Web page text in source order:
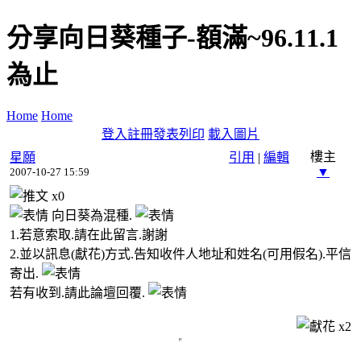
分享向日葵種子-額滿~96.11.1
為止
Home Home
登入註冊發表列印 載入圖片
引用 | 編輯
星願
2007-10-27 15:59
樓主
▼
x0
向日葵為混種.
1.若意索取.請在此留言.謝謝
2.並以訊息(獻花)方式.告知收件人地址和姓名(可用假名).平信
寄出.
若有收到.請此論壇回覆.
x2